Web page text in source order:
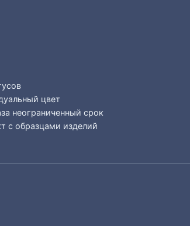
цвет
неограниченный срок
с образцами изделий